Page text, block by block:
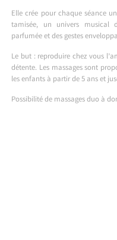
Elle crée pour chaque séance
tamisée, un univers musical
parfumée et des gestes
Le but : reproduire chez vous
détente. Les massages sont
les enfants à partir de 5 ans et
Possibilité de massages duo à